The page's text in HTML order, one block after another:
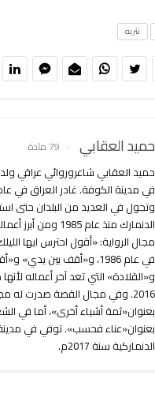
نثريه
حميد العقابي 79 مادة
وتجول في العديد من البلدان حتى
الدنمارك منذ عام 1985
مجال الرواية: «أقول احترس ايها
في عام 1986، و«أقف بين يدي»
و«القلادة» التي تعد آخر أعماله
2016. وفي مجال القصة صدرت له
بعنوان«ثمة أشياء أخرى»، أما في
بعنوان«عناء فحسب». توفي في
الدنماركية سنة 2017م.